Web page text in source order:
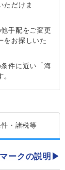
ただけま
手配をご変更
をお探しいた
件に近い「海
・諸税等
ークの説明